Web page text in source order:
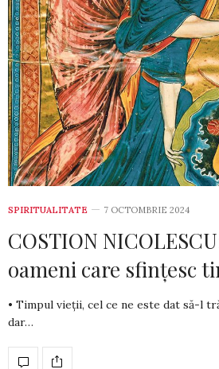
SPIRITUALITATE 7 OCTOMBRIE 2024
COSTION
oameni care sfințesc
• Timpul vieții, cel ce ne este dat să-l
dar…